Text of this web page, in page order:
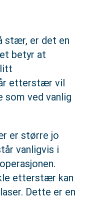
stær, er det en
betyr at
etterstær vil
som ved vanlig
er større jo
vanligvis i
etterstær kan
Dette er en